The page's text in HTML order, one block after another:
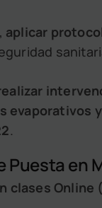
aplicar
evaporativos
.
Puesta en
clases